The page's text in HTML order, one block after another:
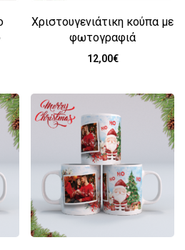
Χριστουγενιάτικη κούπα με
φωτογραφιά
12,00€